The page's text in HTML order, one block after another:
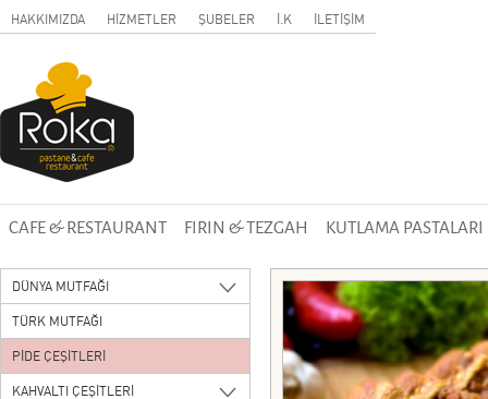
HAKKIMIZDA HİZMETLER ŞUBELER İ.K İLETİŞİM
CAFE & RESTAURANT FIRIN & TEZGAH KUTLAMA PASTALARI
DÜNYA MUTFAĞI
TÜRK MUTFAĞI
PİDE ÇEŞİTLERİ
KAHVALTI ÇEŞİTLERİ